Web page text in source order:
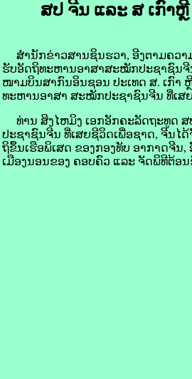
ສປ ຈີນ ແລະ ສ ເກົາ
ສຳນັກຂ່າວສານຊິນຮວາ, ອີງຕາມຄວາ
ຮັບອັດຖິທະຫານອາສາສະໝັກປະຊາຊົນຈີ
ໜາມບິນສາກົນອິນຊອນ ປະເທດ ສ. ເກົາ
ທະຫານອາສາ ສະໝັກປະຊາຊົນຈີນ ທີ່ເສ
ທ່ານ ສິງໄຫມິງ ເອກອັກຄະລັດຖະທູດ ສ
ປະຊາຊົນຈີນ ທີ່ເສຍຊີວິດເພື່ອຊາດ, ຈີນໄ
ຖິຂຶ້ນເຮືອພິເສດ ຂອງກອງທັບ ອາກາດຈີ
ເມືອງນອນຂອງ ຄອບຄົວ ແລະ ຈັດພິທີຕ້